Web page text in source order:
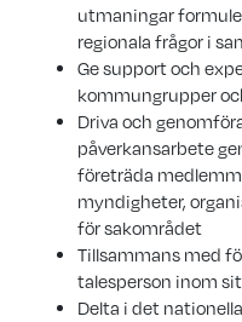
utmaningar
regionala frågor i
Ge support och
kommungrupper
Driva och
påverkansarbete
företräda
myndigheter,
för sakområdet
Tillsammans med
talesperson inom
Delta i det